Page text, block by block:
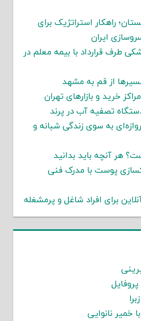
راهکار استراتژیک برای
ایران
طرف قرارداد با بیمه معلم در
از قم به مشهد
خرید و بازارهای تهران
تصفیه آب در پرند
به سوی زندگی شبانه و
هر آنچه باید بدانید
پوست با مدرک فنی
برای افراد شاغل و پرمشغله
خمیر نانوایی